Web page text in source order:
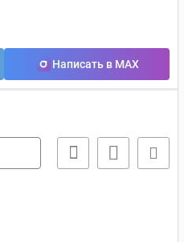
Написать в MAX